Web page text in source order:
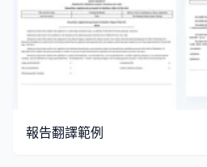
報告翻譯範例